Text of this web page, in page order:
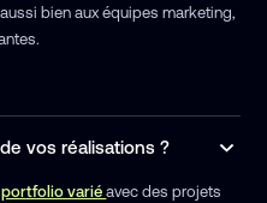
bien aux équipes marketing,
vos réalisations ?
portfolio variéavec des projets